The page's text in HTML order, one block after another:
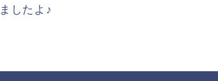
したよ♪